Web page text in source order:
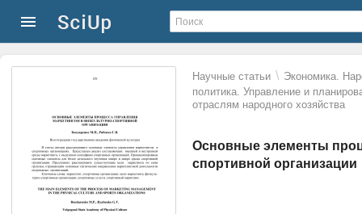
Научные статьи \ Экономика.
политика. Управление и
отраслям народного хозяйства
Основные элементы
спортивной организации